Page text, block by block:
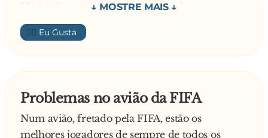
Madre Superior: – Hoje encontrei umas cuecas.
99 freiras: – Oh, não!
1 freira: – hi hi hi!
Madre Superior: – Também encontrei um
preservativo.
1 freira: – hi hi hi!
Madre Superior: – E foi usado!
99 freiras: – Oh, não!
👍🏼
Problemas no avião da FIFA
Num avião, fretado pela FIFA, estão os
melhores jogadores de sempre de todos os